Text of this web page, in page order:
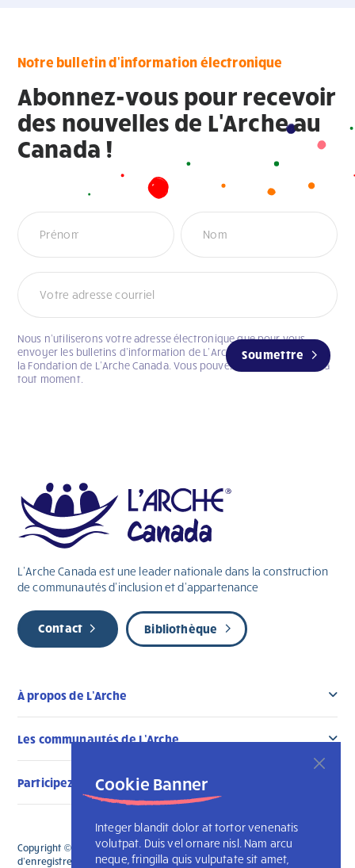
Cookie Banner
Integer blandit dolor at tortor venenatis
volutpat. Duis vel ornare nisl. Nam arcu
neque, fringilla quis vulputate sit amet,
Notre bulletin d'information électronique
Abonnez-vous pour recevoir
des nouvelles de L'Arche au
Canada !
Newsletter
Soumettre
Nous n’utiliserons votre adresse électronique que pour vous
envoyer les bulletins d’information de L’Arche Canada et celui de
la Fondation de L’Arche Canada. Vous pouvez vous désabonner à
tout moment.
L’Arche Canada est une leader nationale dans la construction
de communautés d’inclusion et d’appartenance
Contact Bibliothèque
À propos de L’Arche
Les communautés de L’Arche
Participez au changement
Copyright © 2026 L'Arche Canada. Tous droits réservés. Le numéro
d'enregistrement de L'Arche Canada est le 136019122RR0001 et celui de